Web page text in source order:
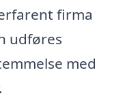
firma
udføres
med